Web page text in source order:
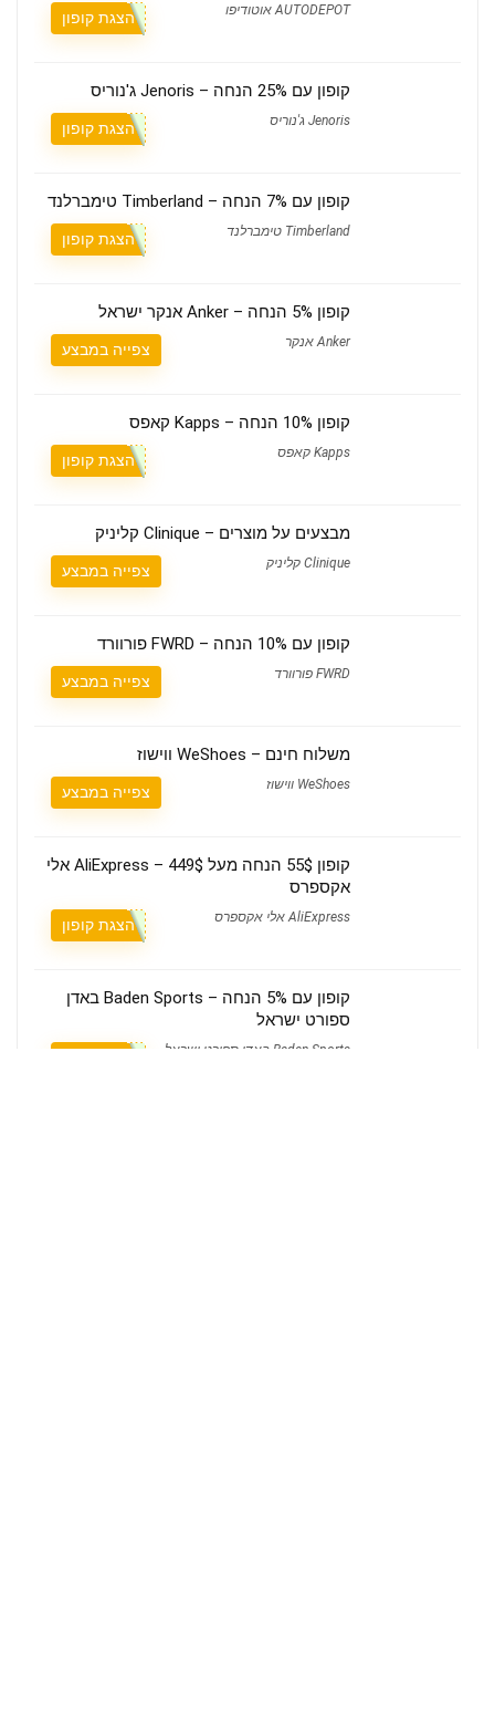
AUTODEPOT אוטודיפו הצגת קופון
קופון עם 25% הנחה – Jenoris ג'נוריס
Jenoris ג'נוריס הצגת קופון
קופון עם 7% הנחה – Timberland טימברלנד
Timberland טימברלנד הצגת קופון
קופון 5% הנחה – Anker אנקר ישראל
Anker אנקר צפייה במבצע
קופון 10% הנחה – Kapps קאפס
Kapps קאפס הצגת קופון
מבצעים על מוצרים – Clinique קליניק
Clinique קליניק צפייה במבצע
קופון עם 10% הנחה – FWRD פורוורד
FWRD פורוורד צפייה במבצע
משלוח חינם – WeShoes ווישוז
WeShoes ווישוז צפייה במבצע
קופון 55$ הנחה מעל 449$ – AliExpress אלי
אקספרס
AliExpress אלי אקספרס הצגת קופון
קופון עם 5% הנחה – Baden Sports באדן
ספורט ישראל
Baden Sports באדן ספורט ישראל